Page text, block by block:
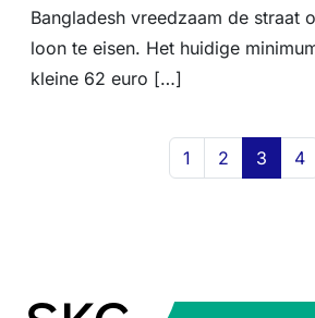
Bangladesh vreedzaam de straat
loon te eisen. Het huidige
kleine 62 euro […]
Page
1 Page
2 Current
3 4